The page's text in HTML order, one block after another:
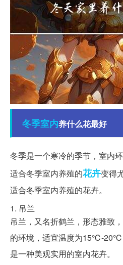
冬季室内养什么花最好
冬季是一个寒冷的季节，室内
适合冬季室内养殖的花卉变得
适合冬季室内养殖的花卉。
1. 吊兰
吊兰，又名折鹤兰，形态雅致
的环境，适宜温度为15℃-20℃
是一种美观实用的室内花卉。